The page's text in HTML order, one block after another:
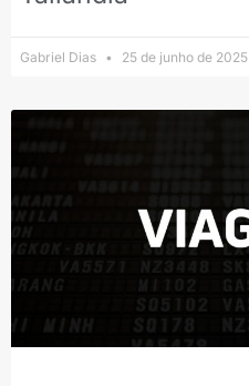
Gabriel Dias 25 de junho de 2025